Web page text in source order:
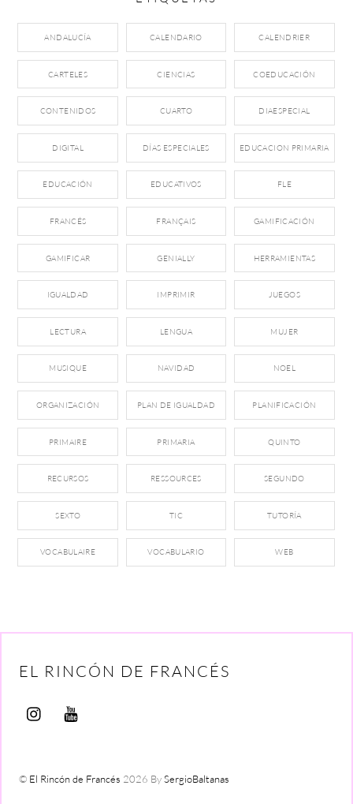
ANDALUCÍA CALENDARIO CALENDRIER
CARTELES CIENCIAS COEDUCACIÓN
CONTENIDOS CUARTO DIAESPECIAL
DIGITAL DÍAS ESPECIALES EDUCACION PRIMARIA
EDUCACIÓN EDUCATIVOS FLE
FRANCÉS FRANÇAIS GAMIFICACIÓN
GAMIFICAR GENIALLY HERRAMIENTAS
IGUALDAD IMPRIMIR JUEGOS
LECTURA LENGUA MUJER
MUSIQUE NAVIDAD NOEL
ORGANIZACIÓN PLAN DE IGUALDAD PLANIFICACIÓN
PRIMAIRE PRIMARIA QUINTO
RECURSOS RESSOURCES SEGUNDO
SEXTO TIC TUTORÍA
VOCABULAIRE VOCABULARIO WEB
EL RINCÓN DE FRANCÉS
© El Rincón de Francés 2026 BySergioBaltanas